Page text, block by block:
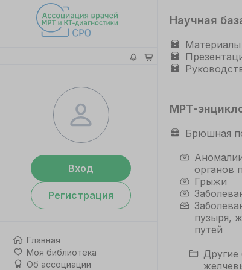
Вход
Регистрация
Главная
Моя библиотека
Об ассоциации
Научная
МРТ-
Брюшная
органов
Грыжи
пузыря,
путей
Другие